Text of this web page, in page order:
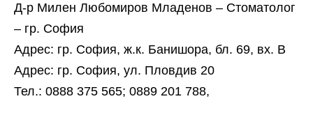
Д-р Милен Любомиров Младенов – Стоматолог
– гр. София
Адрес: гр. София, ж.к. Банишора, бл. 69, вх. В
Адрес: гр. София, ул. Пловдив 20
Тел.: 0888 375 565; 0889 201 788,